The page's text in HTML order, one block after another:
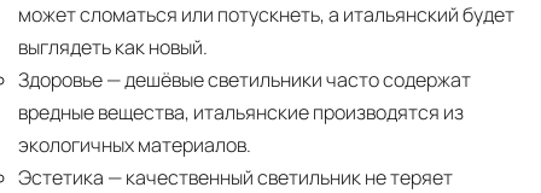
может сломаться или потускнеть, а итальянский будет
выглядеть как новый.
Здоровье— дешёвые светильники часто содержат
вредные вещества, итальянские производятся из
экологичных материалов.
Эстетика — качественный светильник не теряет